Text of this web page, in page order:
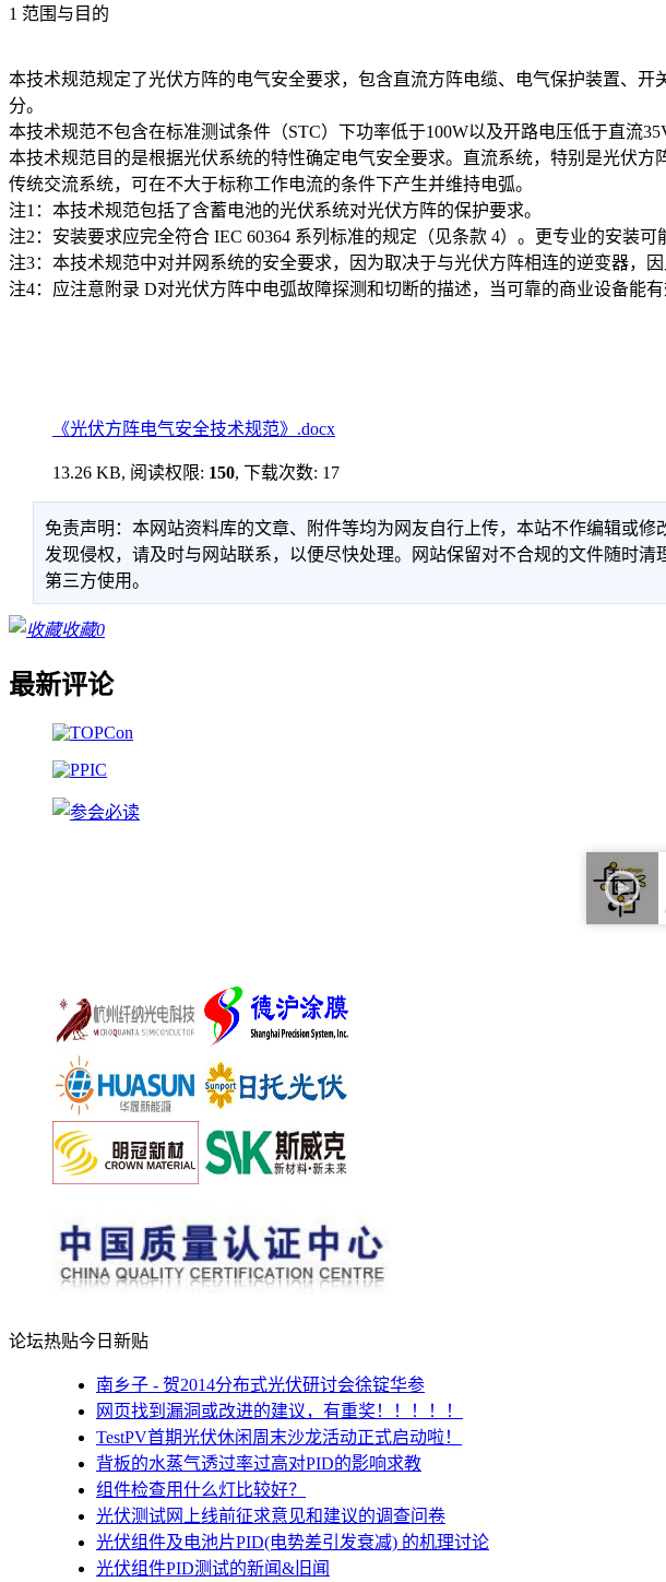
1 范围与目的
本技术规范规定了光伏方阵的电气安全要求，包含直流方阵电缆、电气保护装置、
分。
本技术规范不包含在标准测试条件（STC）下功率低于100W以及开路电压低于直流
本技术规范目的是根据光伏系统的特性确定电气安全要求。直流系统，特别是光伏方
传统交流系统，可在不大于标称工作电流的条件下产生并维持电弧。
注1：本技术规范包括了含蓄电池的光伏系统对光伏方阵的保护要求。
注2：安装要求应完全符合 IEC 60364 系列标准的规定（见条款 4）。更专业的安装
注3：本技术规范中对并网系统的安全要求，因为取决于与光伏方阵相连的逆变器，因
注4：应注意附录 D对光伏方阵中电弧故障探测和切断的描述，当可靠的商业设备能
《光伏方阵电气安全技术规范》.docx
13.26 KB, 阅读权限: 150, 下载次数: 17
免责声明：本网站资料库的文章、附件等均为网友自行上传，本站不作编辑或
发现侵权，请及时与网站联系，以便尽快处理。网站保留对不合规的文件随时
第三方使用。
收藏0
最新评论
论坛热贴今日新贴
南乡子 - 贺2014分布式光伏研讨会徐锭华参
网页找到漏洞或改进的建议，有重奖！！！！！
TestPV首期光伏休闲周末沙龙活动正式启动啦！
背板的水蒸气透过率过高对PID的影响求教
组件检查用什么灯比较好？
光伏测试网上线前征求意见和建议的调查问卷
光伏组件及电池片PID(电势差引发衰减) 的机理讨论
光伏组件PID测试的新闻&旧闻